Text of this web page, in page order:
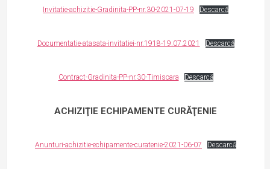
Invitatie-achizitie-Gradinita-PP-nr.30-2021-07-19 Descarcă
Documentatie-atasata-invitatiei-nr.1918-19.07.2021 Descarcă
Contract-Gradinita-PP-nr.30-Timisoara Descarcă
ACHIZIŢIE ECHIPAMENTE CURĂŢENIE
Anunturi-achizitie-echipamente-curatenie-2021-06-07 Descarcă